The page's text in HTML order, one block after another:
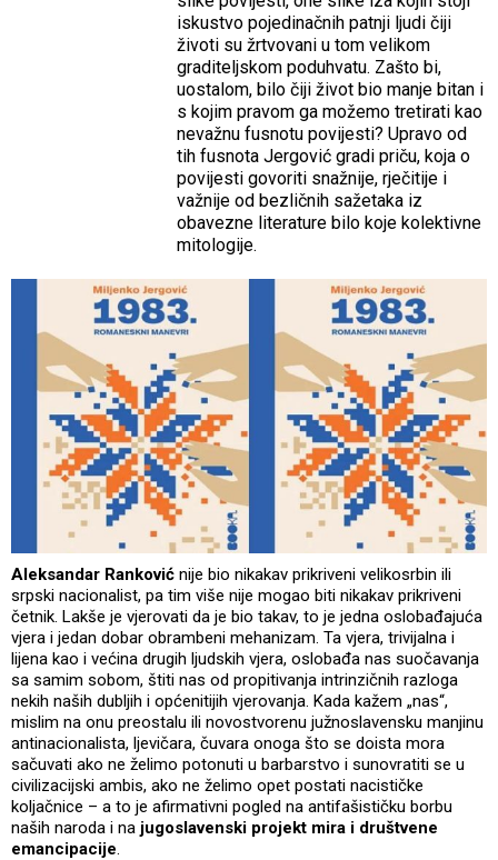
iskustvo pojedinačnih patnji ljudi čiji
životi su žrtvovani u tom velikom
graditeljskom poduhvatu. Zašto bi,
uostalom, bilo čiji život bio manje bitan i
s kojim pravom ga možemo tretirati kao
nevažnu fusnotu povijesti? Upravo od
tih fusnota Jergović gradi priču, koja o
povijesti govoriti snažnije, rječitije i
važnije od bezličnih sažetaka iz
obavezne literature bilo koje kolektivne
mitologije.
Aleksandar Ranković nije bio nikakav prikriveni velikosrbin ili
srpski nacionalist, pa tim više nije mogao biti nikakav prikriveni
četnik. Lakše je vjerovati da je bio takav, to je jedna oslobađajuća
vjera i jedan dobar obrambeni mehanizam. Ta vjera, trivijalna i
lijena kao i većina drugih ljudskih vjera, oslobađa nas suočavanja
sa samim sobom, štiti nas od propitivanja intrinzičnih razloga
nekih naših dubljih i općenitijih vjerovanja. Kada kažem „nas“,
mislim na onu preostalu ili novostvorenu južnoslavensku manjinu
antinacionalista, ljevičara, čuvara onoga što se doista mora
sačuvati ako ne želimo potonuti u barbarstvo i sunovratiti se u
civilizacijski ambis, ako ne želimo opet postati nacističke
koljačnice – a to je afirmativni pogled na antifašističku borbu
naših naroda i na jugoslavenski projekt mira i društvene
emancipacije.